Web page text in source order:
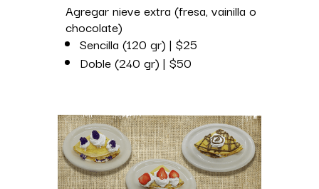
Agregar nieve extra (fresa, vainilla o
chocolate)
Sencilla (120 gr) | $25
Doble (240 gr) | $50